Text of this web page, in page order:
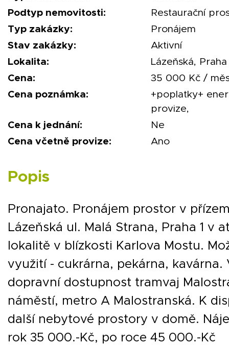
Podtyp nemovitosti:
Restaurační
Typ zakázky:
Pronájem
Stav zakázky:
Aktivní
Lokalita:
Lázeňská, Praha
Cena:
35 000 Kč /
Cena poznámka:
+poplatky+
provize,
Cena k jednání:
Ne
Cena včetně provize:
Ano
Popis
Pronajato. Pronájem prostor v
Lázeňská ul. Malá Strana, Praha 1 v
lokalitě v blízkosti Karlova Mostu.
využití - cukrárna, pekárna, kavárna.
dopravní dostupnost tramvaj
náměstí, metro A Malostranská. K
další nebytové prostory v domě.
rok 35 000.-Kč, po roce 45 000.-Kč